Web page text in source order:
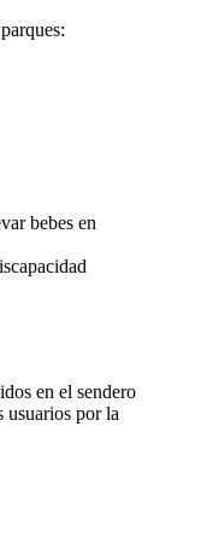
bebes en
en el sendero
usuarios por la